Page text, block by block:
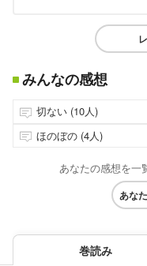
みんなの感想
切ない (10人)
ほのぼの (4人)
あなたの感想を一
あな
巻読み